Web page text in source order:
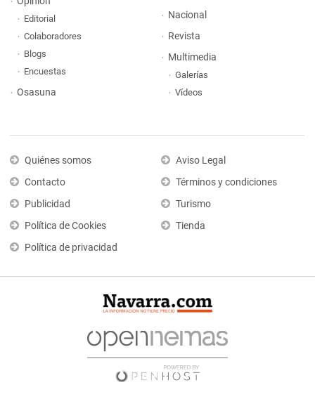
Editorial
Colaboradores
Blogs
Encuestas
Osasuna
Nacional
Revista
Multimedia
Galerías
Vídeos
Quiénes somos
Contacto
Publicidad
Política de Cookies
Política de privacidad
Aviso Legal
Términos y condiciones
Turismo
Tienda